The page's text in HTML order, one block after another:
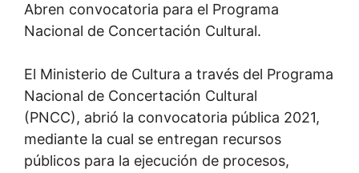
Abren convocatoria para el Programa
Nacional de Concertación Cultural.
El Ministerio de Cultura a través del Programa
Nacional de Concertación Cultural
(PNCC), abrió la convocatoria pública 2021,
mediante la cual se entregan recursos
públicos para la ejecución de procesos,